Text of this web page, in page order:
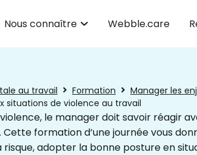
Nous connaître Webble.care
au travail Formation Manager les
situations de violence au travail
violence, le manager doit savoir réagir
formation d’une journée vous
risque, adopter la bonne posture en